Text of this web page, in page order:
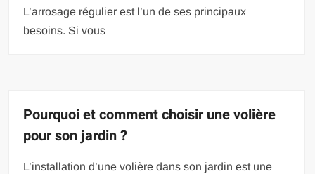
L’arrosage régulier est l’un de ses principaux
besoins. Si vous
Pourquoi et comment choisir une volière
pour son jardin ?
L’installation d’une volière dans son jardin est une